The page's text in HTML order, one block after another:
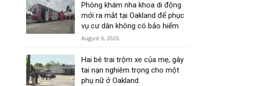
Phòng khám nha khoa di động
mới ra mắt tại Oakland để phục
vụ cư dân không có bảo hiểm
August 6, 2026
Hai bé trai trộm xe của mẹ, gây
tai nạn nghiêm trọng cho một
phụ nữ ở Oakland.